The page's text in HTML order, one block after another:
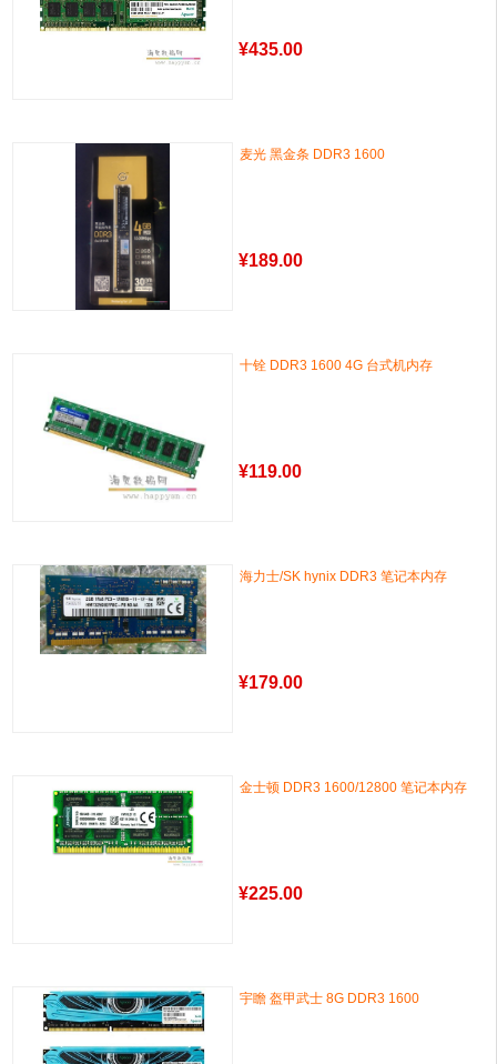
¥435.00
麦光 黑金条 DDR3 1600
¥189.00
十铨 DDR3 1600 4G 台式机内存
¥119.00
海力士/SK hynix DDR3 笔记本内存
¥179.00
金士顿 DDR3 1600/12800 笔记本内存
¥225.00
宇瞻 盔甲武士 8G DDR3 1600